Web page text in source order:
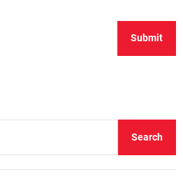
Search